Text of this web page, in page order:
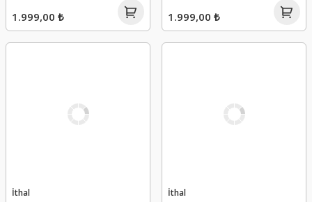
1.999,00 ₺ 1.999,00 ₺
İthal İthal